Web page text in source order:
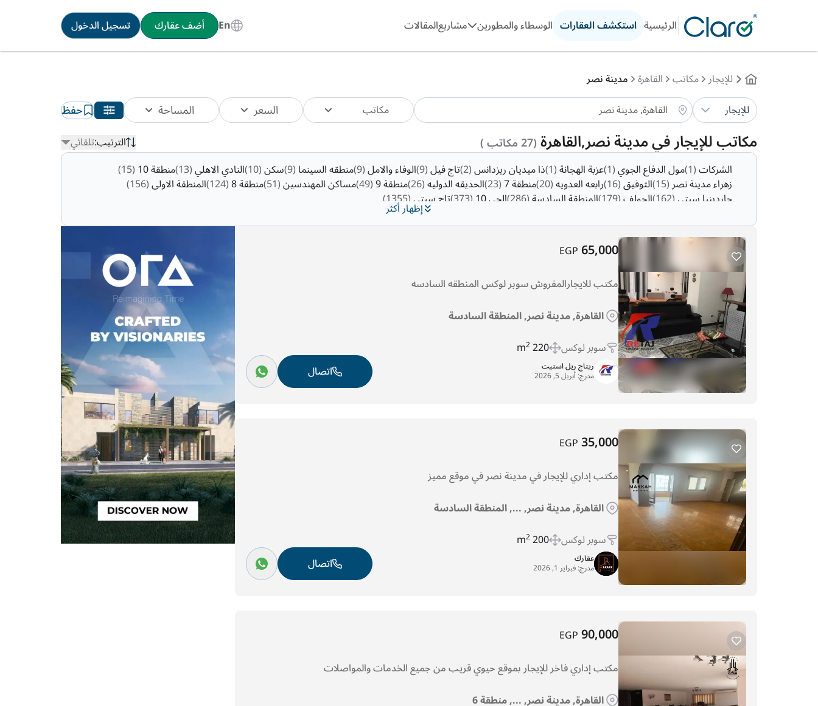
الرئيسية استكشف العقارات الوسطاء والمطورين مشاريعالمقالات En أضف عقارك تسجيل الدخول
للإيجار مكاتب القاهرة مدينة نصر
للإيجار
مكاتب السعر المساحة حفظ
مكاتب للإيجار في مدينة نصر,القاهرة(27 مكاتب ) الترتيب:تلقائي
إظهار أكثر
الشركات(1) مول الدفاع الجوي(1) عزبة الهجانة(1) ذا ميديان ريزدانس(2) تاج فيل(9) الوفاء والامل(9) منطقه السينما(9) سكن(10) النادي الاهلي(13) منطقة 10 (15)
زهراء مدينة نصر(15) التوفيق(16) رابعه العدويه(20) منطقة 7 (23) الحديقه الدوليه(26) منطقة 9 (49) مساكن المهندسين(51) منطقة 8 (124) المنطقة الاولى(156)
جاردينيا سيتي(162) الجولف(179) المنطقة السادسة(286) الحى 10 (373) تاج سيتي(1355)
65,000
EGP
مكتب للايجارالمفروش سوبر لوكس المنطقه السادسه
القاهرة, مدينة نصر, المنطقة السادسة
سوبر لوكس 220 m
2
ريتاج ريل استيت
مدرج:أبريل 5, 2026 اتصال
35,000
EGP
مكتب إداري للإيجار في مدينة نصر في موقع مميز
القاهرة, مدينة نصر, ..., المنطقة السادسة
سوبر لوكس 200 m
2
عقارك
مدرج:فبراير 1, 2026 اتصال
90,000
EGP
مكتب إداري فاخر للإيجار بموقع حيوي قريب من جميع الخدمات والمواصلات
القاهرة, مدينة نصر, ..., منطقة 6